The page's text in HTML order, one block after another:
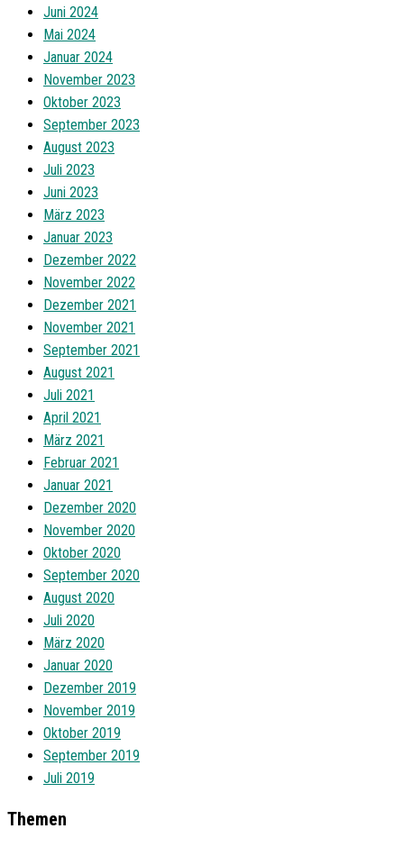
Juni 2024
Mai 2024
Januar 2024
November 2023
Oktober 2023
September 2023
August 2023
Juli 2023
Juni 2023
März 2023
Januar 2023
Dezember 2022
November 2022
Dezember 2021
November 2021
September 2021
August 2021
Juli 2021
April 2021
März 2021
Februar 2021
Januar 2021
Dezember 2020
November 2020
Oktober 2020
September 2020
August 2020
Juli 2020
März 2020
Januar 2020
Dezember 2019
November 2019
Oktober 2019
September 2019
Juli 2019
Themen